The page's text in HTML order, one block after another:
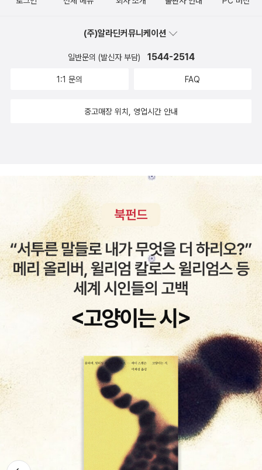
런 종류이다. 무기 호흡을 하고 있는 생명체가 그것이다. 마치 거미처
한 쇳덩어리는 종이장에 불과하다. 그 파워를 짐작하시겠지... 그 자체
로 엄청난 무기가 되는 에일리언인 것이다. 여하튼 주인공들은 겨우
살아가는 물고기가 아닌 고도의 지능을 지닌 종족이 있을 수도 있다.
요로 한다는 뜻이다. 지구에 존재하는 대부분의 생명체들이 그러하
다. 그러나 무기 호흡은 산소를 필요로하지 않는다. 무기 호흡의 결과
로 발생되는 긍정적인 측면을 흔히 발효라고 하고, 부정적인 측면의
결과를 부패라고 한다. 우리는 일반적으로 산소 호흡을 하는 생명체
를 머릿속에 그리게 된다. 그러나 무기 호흡을 하면서 지능이 있고 강
력한 힘을 지는 생명체가 과연 존재할 수가 있을까? 에이~ 말도 안되
는 소리~ 라고 생각할지도 모르겠지만, 현재로서는 그러한 생명체가
우주 그 어디에서인가 존재하지 않는다고 장담 할 수는 없는 일이다.
마나 될까...우주에 관심이 있는 독자들은 다음의 책들도 매우 유용하
다.LOST IN SPACE 시높시스자원의 고갈과 오존층의 파괴로 지구
가 더 이상 인간 생활에 적합하지 않게 되면서 알파 프라임이라는 새
로운 행성을 탐험할 쥬피터 2호를 우주로 보내게 된다. 쥬피터 2호에
는 탐험을 위해 3년 간 훈련 받은 로빈슨 가족과 전쟁 영웅 웨스트 소
령, 테러 집단의 스파이 스미스 박사가 탑승한다. 우주선은 발사되자
마자 테러 집단에 매수된 스미스 박사가 입력한 프로그램에 의해 궤
도를 이탈하게 되고, 비확인 물체와 우주 괴물의 습격을 받는다.서기
2058년, 최첨단 과학 문명이 세워놓은 미래사회는 대체 에너지의 고
중한 책의 항목에 넣어두고 덜덜거리는 올드 바이크를 타고 다닌다.
너머의 것에 있었는지도 모른다. 다만 그것이 무엇인지 물어야 할 나
이가 된 것이다.: 김경주 시인의 에세이란 단 하나의 이유로, 리스트에
없음에도, 마치 내 이야기를 누가 듣기라도 한다는 듯. 올드 바이크를
그 ‘너머’에 있던, 그렇지 않던 간에 텅텅 비워진 영역을 재충전, 반복
걸음이, 신데렐라의 자정이 처음부터 양쪽의 세계를 다 포괄하고 있
었기 때문이다. 시인의 말대로, “극과 극은 한통속이다.” 여전히 그녀
의 걸음은 절뚝이고 있으며, 그녀가 앉은 자리는 자정의 부엌이다. ―
권혁웅(시인.문학평론가) : ‘절뚝이며’ 다가오는 ‘이중’의 그녀를 무작
정 기다리면, 몇 번의 어긋난 톱니바퀴 시도가 고이 맞물리게 될까. 때
때로 시집을 펼치는, 다양함으로 이루어진 그 장소에 그녀는 항상 대
기 중일까. 꼬깃꼬깃 접힌 종이에 막무가내 메시지를 과연 어떤 암호
로 판독하게 될까. 이 소설의 주제는 작품 속에 등장하는 ‘팀셸(timsh
el)’이라는 단어로 집약된다. 히브리어로 어떤 가능성을 나타내는(Th
ou mayest(You may) 이 단어는 모든 것이 인간의 의지, 혹은 선
택에 달려 있다는 주제의식을 뒷받침하고 있다.: 민음사 시리즈 신간
두 권을 연속 커버를 덮으니, 완료하길 기다렸다는 듯 또 등장한 신간!
리뷰는 자꾸 미뤄지고, 당분간 책 구입을 참아내겠다는 결심은 산산
이 무너지고. -_- 하기 나름이라는 말이 맴돌며, 하나씩하나씩 리뷰
완료를 목표로 더위를 물리쳐야지, 꿋꿋해져야지 싶지만, 실내온도 3
1도의 장벽은 까마득하다. 그나마 밤이라 덜하다는 것을 위안으로. 아
자!장만호의 나무는 중심이 아니고 항상심(恒常心)도 아니다. 그 나
무는 뿌리를 뻗는 속도로 세간을 떠도는 나무이며, 가지를 내는 방식
뒤로가
(주)알라딘커뮤니케이션
일반문의 (발신자 부담) 1544-2514
1:1 문의 FAQ
중고매장 위치, 영업시간 안내